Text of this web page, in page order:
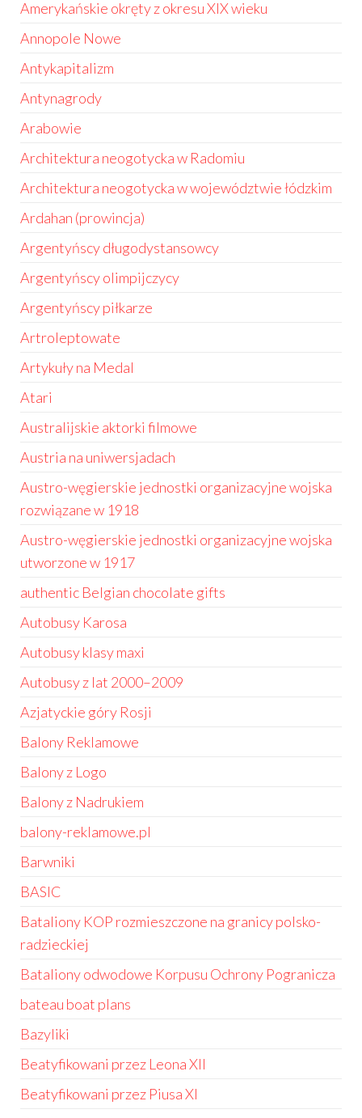
Amerykańskie okręty z okresu XIX wieku
Annopole Nowe
Antykapitalizm
Antynagrody
Arabowie
Architektura neogotycka w Radomiu
Architektura neogotycka w województwie łódzkim
Ardahan (prowincja)
Argentyńscy długodystansowcy
Argentyńscy olimpijczycy
Argentyńscy piłkarze
Artroleptowate
Artykuły na Medal
Atari
Australijskie aktorki filmowe
Austria na uniwersjadach
Austro-węgierskie jednostki organizacyjne wojska
rozwiązane w 1918
Austro-węgierskie jednostki organizacyjne wojska
utworzone w 1917
authentic Belgian chocolate gifts
Autobusy Karosa
Autobusy klasy maxi
Autobusy z lat 2000–2009
Azjatyckie góry Rosji
Balony Reklamowe
Balony z Logo
Balony z Nadrukiem
balony-reklamowe.pl
Barwniki
BASIC
Bataliony KOP rozmieszczone na granicy polsko-
radzieckiej
Bataliony odwodowe Korpusu Ochrony Pogranicza
bateau boat plans
Bazyliki
Beatyfikowani przez Leona XII
Beatyfikowani przez Piusa XI